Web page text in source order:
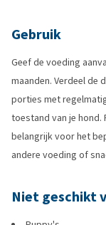
Gebruik
Geef de voeding
maanden. Verdeel de
porties met
toestand van je
belangrijk voor het
andere voeding of
Niet geschikt